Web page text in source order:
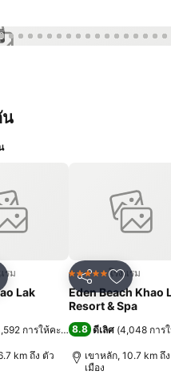
น
มในรายการโปรด
รม
Lak
การให้คะแนน)
km ถึง ตัว
แชร์ เพิ่มในรา
5 ดาว โรงแรม
Eden Beach Khao
Resort & Spa
8.8 ดีเลิศ (4,048 การ
เขาหลัก, 10.7 km ถึ
เมือง